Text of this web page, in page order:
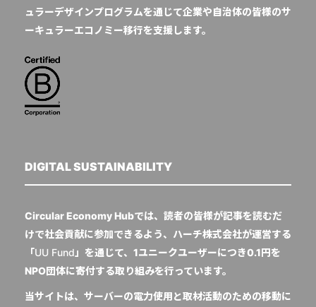
ュラーデザインプログラムを通じて企業や自治体の皆様のサ
ーキュラーエコノミー移行を支援します。
DIGITAL SUSTAINABILITY
Circular Economy Hubでは、読者の皆様が記事を読むだ
けで社会貢献に参加できるよう、ハーチ株式会社が運営する
「UU Fund 」を通じて、1ユニークユーザーにつき0.1円を
NPO団体に寄付する取り組みを行っています。
当サイトは、サーバーの電力使用と取材活動のための移動に